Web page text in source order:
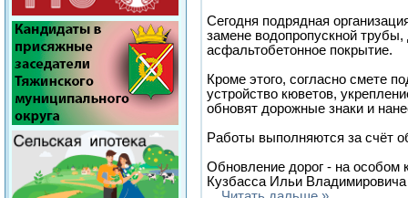
Сегодня подрядная
замене водопропускной трубы,
асфальтобетонное покрытие.
Кроме этого, согласно смете
устройство кюветов,
обновят дорожные знаки и
Работы выполняются за счёт
Обновление дорог - на особом
Кузбасса Ильи